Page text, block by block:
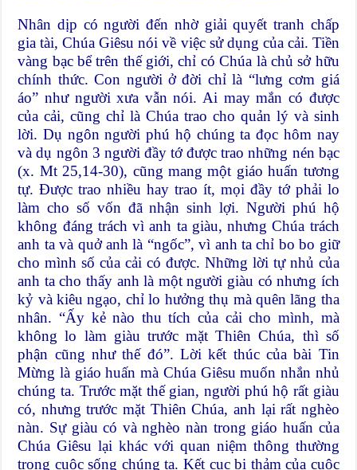
Nhân dịp có người đến nhờ giải quyết tranh chấp
gia tài, Chúa Giêsu nói về việc sử dụng của cải. Tiền
vàng bạc bể trên thế giới, chỉ có Chúa là chủ sở hữu
chính thức. Con người ở đời chỉ là “lưng cơm giá
áo” như người xưa vẫn nói. Ai may mắn có được
của cải, cũng chỉ là Chúa trao cho quản lý và sinh
lời. Dụ ngôn người phú hộ chúng ta đọc hôm nay
và dụ ngôn 3 người đầy tớ được trao những nén bạc
(x. Mt 25,14-30), cũng mang một giáo huấn tương
tự. Được trao nhiều hay trao ít, mọi đầy tớ phải lo
làm cho số vốn đã nhận sinh lợi. Người phú hộ
không đáng trách vì anh ta giàu, nhưng Chúa trách
anh ta và quở anh là “ngốc”, vì anh ta chỉ bo bo giữ
cho mình số của cải có được. Những lời tự nhủ của
anh ta cho thấy anh là một người giàu có nhưng ích
kỷ và kiêu ngạo, chỉ lo hưởng thụ mà quên lãng tha
nhân. “Ấy kẻ nào thu tích của cải cho mình, mà
không lo làm giàu trước mặt Thiên Chúa, thì số
phận cũng như thế đó”. Lời kết thúc của bài Tin
Mừng là giáo huấn mà Chúa Giêsu muốn nhắn nhủ
chúng ta. Trước mặt thế gian, người phú hộ rất giàu
có, nhưng trước mặt Thiên Chúa, anh lại rất nghèo
nàn. Sự giàu có và nghèo nàn trong giáo huấn của
Chúa Giêsu lại khác với quan niệm thông thường
trong cuộc sống chúng ta. Kết cục bi thảm của cuộc